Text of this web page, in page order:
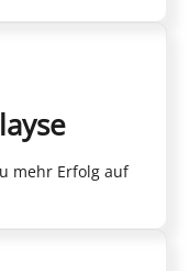
mehr Erfolg auf